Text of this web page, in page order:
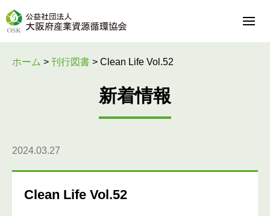
ホーム > 刊行図書 > Clean Life Vol.52
新着情報
2024.03.27
Clean Life Vol.52